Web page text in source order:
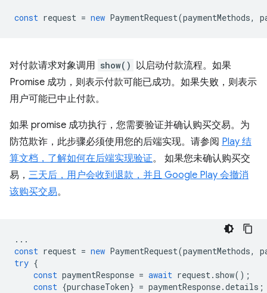
const request = new PaymentRequest(paymentMethods,
对付款请求对象调用 show() 以启动付款流程。如果
Promise 成功，则表示付款可能已成功。如果失败，则表示
用户可能已中止付款。
如果 promise 成功执行，您需要验证并确认购买交易。为
防范欺诈，此步骤必须使用您的后端实现。请参阅 Play 结
算文档，了解如何在后端实现验证。 如果您未确认购买交
易， 三天后，用户会收到退款，并且 Google Play 会撤消
该购买交易。
...
const request = new PaymentRequest(paymentMethods,
try {
const paymentResponse = await request. show();
const {purchaseToken} = paymentResponse.details ;